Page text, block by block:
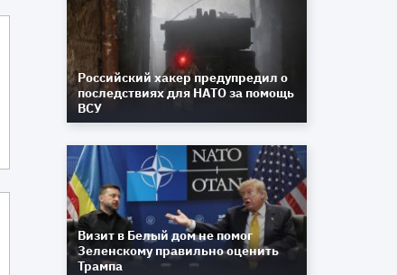
Российский хакер предупредил о
последствиях для НАТО за помощь
ВСУ
Визит в Белый дом не помог
Зеленскому правильно оценить
Трампа